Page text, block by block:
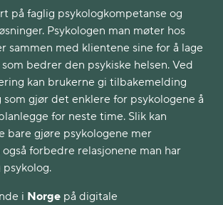
på faglig psykologkompetanse og
Psykologen man møter hos
sammen med klientene sine for å lage
bedrer den psykiske helsen. Ved
kan brukerne gi tilbakemelding
gjør det enklere for psykologene å
for neste time. Slik kan
bare gjøre psykologene mer
forbedre relasjonene man har
i Norge på digitale